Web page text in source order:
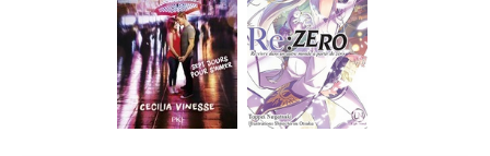
MES ARTICLES
MES FUTURES
LECTURES
MES CRITIQUES